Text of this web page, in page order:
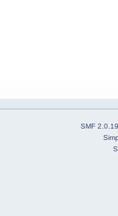
SMF 2.0.19